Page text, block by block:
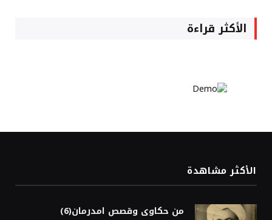
الأكثر قراءة
الأكثر مشاهدة
من حكاوى وقصص امدرمان(6)